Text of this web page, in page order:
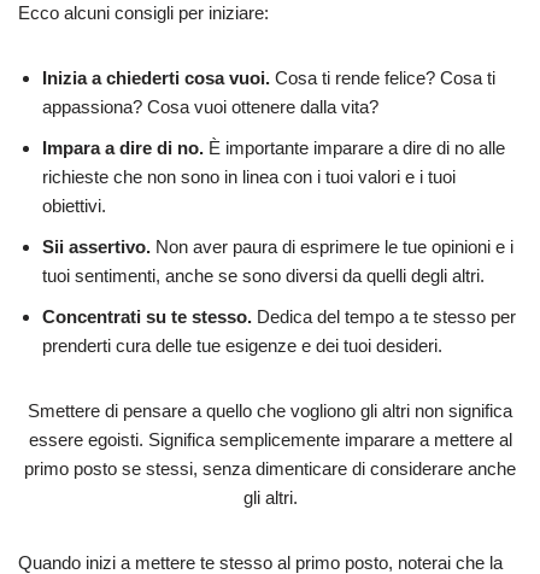
Ecco alcuni consigli per iniziare:
Inizia a chiederti cosa vuoi. Cosa ti rende felice? Cosa ti
appassiona? Cosa vuoi ottenere dalla vita?
Impara a dire di no. È importante imparare a dire di no alle
richieste che non sono in linea con i tuoi valori e i tuoi
obiettivi.
Sii assertivo. Non aver paura di esprimere le tue opinioni e i
tuoi sentimenti, anche se sono diversi da quelli degli altri.
Concentrati su te stesso. Dedica del tempo a te stesso per
prenderti cura delle tue esigenze e dei tuoi desideri.
Smettere di pensare a quello che vogliono gli altri non significa
essere egoisti. Significa semplicemente imparare a mettere al
primo posto se stessi, senza dimenticare di considerare anche
gli altri.
Quando inizi a mettere te stesso al primo posto, noterai che la